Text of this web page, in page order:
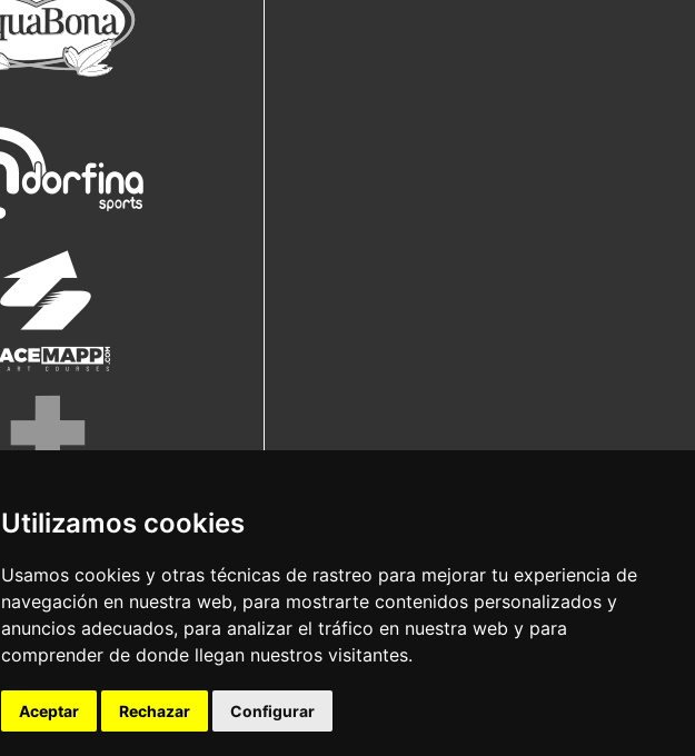
Utilizamos cookies
Usamos cookies y otras técnicas de rastreo para mejorar tu experiencia de
navegación en nuestra web, para mostrarte contenidos personalizados y
anuncios adecuados, para analizar el tráfico en nuestra web y para
comprender de donde llegan nuestros visitantes.
Aceptar Rechazar Configurar